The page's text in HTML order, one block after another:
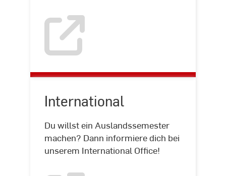
International
Du willst ein Auslandssemester
machen? Dann informiere dich bei
unserem International Office!